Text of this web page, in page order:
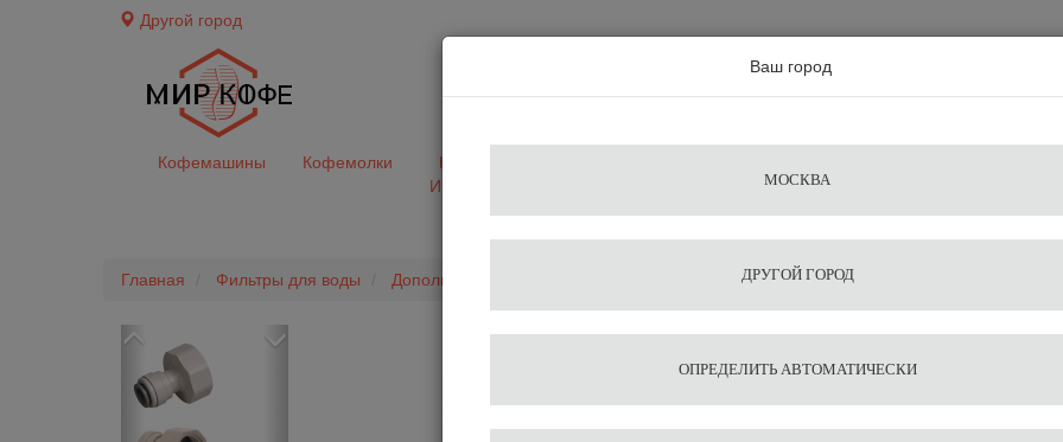
Другой город
Кофемашины Кофемолки
Кофе&Чай
Ингредиенты
средства
Главная Фильтры для воды Дополнительные запчасти для фильтров EVERPURE Адаптер JG переходной 3/8,
Previous
3/4
Ваш город
МОСКВА
ДРУГОЙ ГОРОД
ОПРЕДЕЛИТЬ АВТОМАТИЧЕСКИ